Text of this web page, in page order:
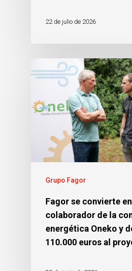
22 de julio de 2026
Grupo Fagor
Fagor se convierte
colaborador de la
energética Oneko y
110.000 euros al